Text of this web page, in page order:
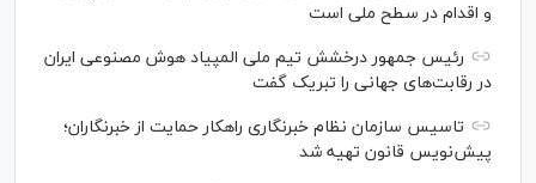
و اقدام در سطح ملی است
رئیس جمهور درخشش تیم ملی المپیاد هوش مصنوعی ایران
در رقابت‌های جهانی را تبریک گفت
تاسیس سازمان نظام خبرنگاری راهکار حمایت از خبرنگاران؛
پیش‌نویس قانون تهیه شد